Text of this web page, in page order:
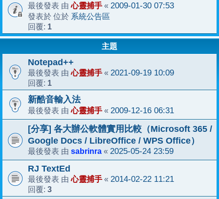
最後發表 由心靈捕手 « 2009-01-30 07:53
發表於 位於 系統公告區
回覆: 1
主題
Notepad++
最後發表 由心靈捕手 « 2021-09-19 10:09
回覆: 1
新酷音輸入法
最後發表 由心靈捕手 « 2009-12-16 06:31
[分享] 各大辦公軟體實用比較（Microsoft 365 /
Google Docs / LibreOffice / WPS Office）
最後發表 由 sabrinra « 2025-05-24 23:59
RJ TextEd
最後發表 由心靈捕手 « 2014-02-22 11:21
回覆: 3